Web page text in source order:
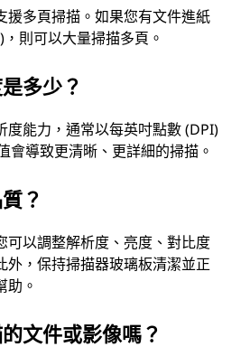
援多頁掃描。如果您有文件進紙
則可以大量掃描多頁。
多少？
度能力，通常以每英吋點數 (DPI)
會導致更清晰、更詳細的掃描。
？
可以調整解析度、亮度、對比度
外，保持掃描器玻璃板清潔並正
助。
文件或影像嗎？